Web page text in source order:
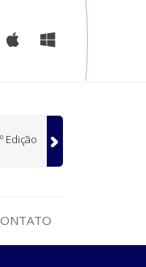
Edição